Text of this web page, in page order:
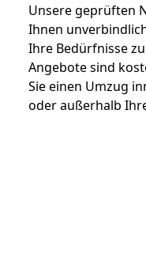
Unsere geprüften
Ihnen
Ihre Bedürfnisse
Angebote sind
Sie einen Umzug
oder außerhalb